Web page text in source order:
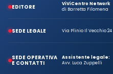
EDITORE
ViViCentro Network
di Barretta Filomena
SEDE LEGALE Via Plinio Il Vecchio 24
SEDE OPERATIVA
E CONTATTI
Assistente legale:
Avv. Luca Zuppelli